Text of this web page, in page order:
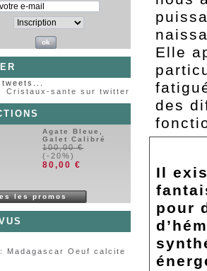
tweets...
Cristaux-sante sur twitter
Agate Bleue,
Galet Calibré
100,00 €
(-20%)
80,00 €
les promos
Madagascar Oeuf calcite
Elle
des
Il
pour